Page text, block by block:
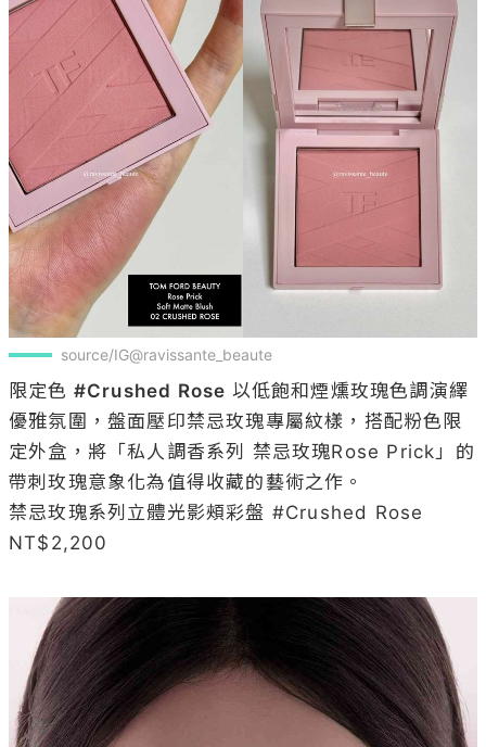
source/IG@ravissante_beaute
限定色 #Crushed Rose 以低飽和煙燻玫瑰色調演繹
優雅氛圍，盤面壓印禁忌玫瑰專屬紋樣，搭配粉色限
定外盒，將「私人調香系列 禁忌玫瑰Rose Prick」的
帶刺玫瑰意象化為值得收藏的藝術之作。
禁忌玫瑰系列立體光影頰彩盤 #Crushed Rose
NT$2,200